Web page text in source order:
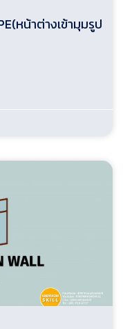
หน้าต่างเข้ามุมรูป